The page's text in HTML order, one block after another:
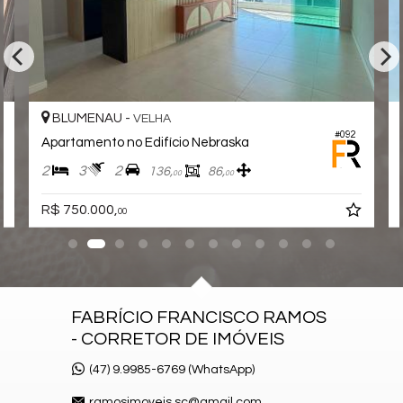
Acabamento em Gesso
Móveis Planejados
Fechadura Eletrônica
Área de Serviço
Living
Sala de Estar
Sala de Jantar
Sacada Integrada
Lavabo
Sacada Técnica
Entrada de Serviço
Suíte Standard
Salão de Festas
Espaço Gourmet
Espaço Fitness
Captação de Água
#092
BLUMENAU - VELHA
Apartamento no Edifício Nebraska
2 3 2 136,00 86,00
R$ 750.000, 00
FABRÍCIO FRANCISCO RAMOS
- CORRETOR DE IMÓVEIS
(47) 9.9985-6769 (WhatsApp)